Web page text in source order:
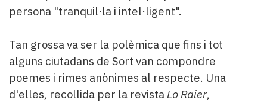
persona "tranquil·la i intel·ligent".
Tan grossa va ser la polèmica que fins i tot
alguns ciutadans de Sort van compondre
poemes i rimes anònimes al respecte. Una
d'elles, recollida per la revistaLo Raier,